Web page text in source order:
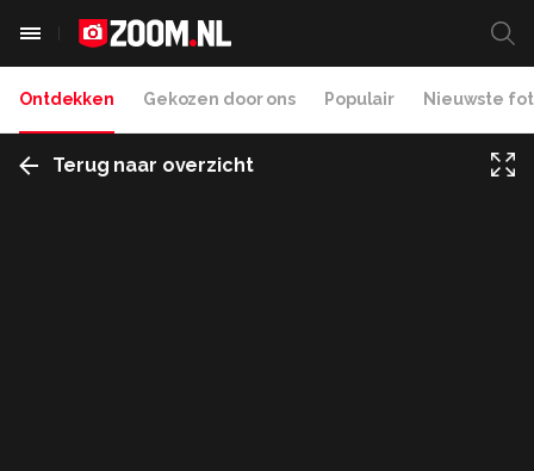
Ontdekken Gekozen door ons Populair Nieuwste
Terug naar overzicht